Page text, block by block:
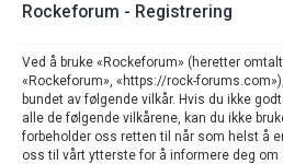
Rockeforum - Registrering
Ved å bruke «Rockeforum» (heretter omtalt
«Rockeforum», «https://rock-
bundet av følgende vilkår. Hvis du ikke
alle de følgende vilkårene, kan du ikke
forbeholder oss retten til når som helst å
oss til vårt ytterste for å informere deg